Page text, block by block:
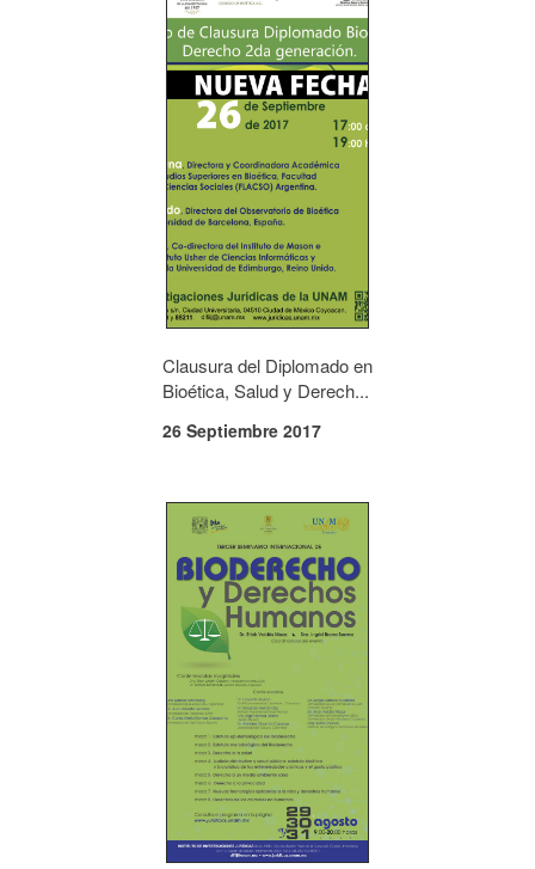
Clausura del Diplomado en
Bioética, Salud y Derech...
26 Septiembre 2017